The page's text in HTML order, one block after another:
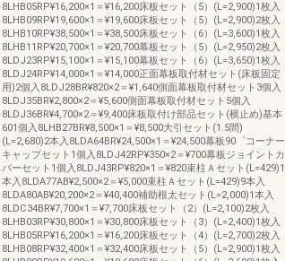
8LHB05RP¥16,200×1＝¥16,200床板セット（5）(L=2,900)1枚入
8LHB09RP¥19,600×1＝¥19,600床板セット（5）(L=2,900)2枚入
8LHB10RP¥38,500×1＝¥38,500床板セット（6）(L=3,600)1枚入
8LHB11RP¥20,700×1＝¥20,700幕板セット（5）(L=2,950)2枚入
8LDJ23RP¥15,100×1＝¥15,100幕板セット（6）(L=3,650)1枚入
8LDJ24RP¥14,000×1＝¥14,000正面幕板取付材セット(床板固定
用)2個入8LDJ28BR¥820×2＝¥1,640側面幕板取付材セット3個入
8LDJ35BR¥2,800×2＝¥5,600側面幕板取付材セット5個入
8LDJ36BR¥4,700×2＝¥9,400床板取付け部品セット(横止め)基本
601個入8LHB27BR¥8,500×1＝¥8,500大引セット(1.5間)
(L=2,680)2本入8LDA64BR¥24,500×1＝¥24,500幕板90゜コーナー
キャップセット1個入8LDJ42RP¥350×2＝¥700幕板ジョイントカ
バーセット1個入8LDJ43RP¥820×1＝¥820束柱Ａセット(L=429)1
本入8LDA77AB¥2,500×2＝¥5,000束柱Ａセット(L=429)9本入
8LDA80AB¥20,200×2＝¥40,400補助根太セット(L=2,000)1本入
8LDC34BR¥7,700×1＝¥7,700床板セット（2）(L=2,100)2枚入
8LHB03RP¥30,800×1＝¥30,800床板セット（3）(L=2,400)1枚入
8LHB05RP¥16,200×1＝¥16,200床板セット（4）(L=2,700)2枚入
8LHB08RP¥32,400×1＝¥32,400床板セット（5）(L=2,900)1枚入